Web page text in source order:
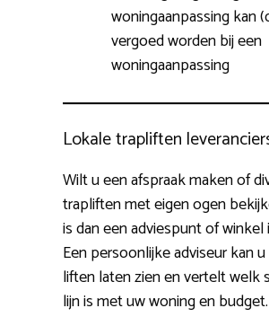
woningaanpassing kan
vergoed worden bij een
woningaanpassing
Lokale trapliften
Wilt u een afspraak maken of
trapliften met eigen ogen
is dan een adviespunt of winkel
Een persoonlijke adviseur kan
liften laten zien en vertelt welk
lijn is met uw woning en